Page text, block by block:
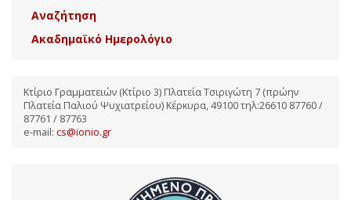
Αναζήτηση
Ακαδημαϊκό Ημερολόγιο
Κτίριο Γραμματειών (Κτίριο 3) Πλατεία Τσιριγώτη 7 (πρώην
Πλατεία Παλιού Ψυχιατρείου) Κέρκυρα, 49100 τηλ:26610 87760 /
87761 / 87763
e-mail: cs@ionio.gr